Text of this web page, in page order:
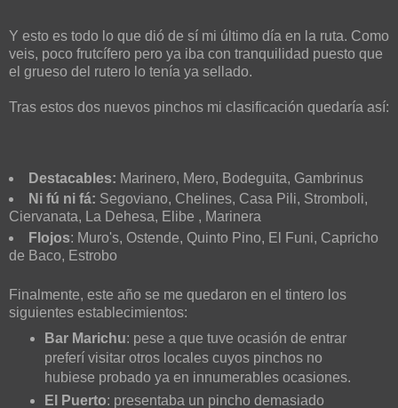
Y esto es todo lo que dió de sí mi último día en la ruta. Como
veis, poco frutcífero pero ya iba con tranquilidad puesto que
el grueso del rutero lo tenía ya sellado.
Tras estos dos nuevos pinchos mi clasificación quedaría así:
Destacables: Marinero, Mero, Bodeguita, Gambrinus
Ni fú ni fá: Segoviano, Chelines, Casa Pili, Stromboli,
Ciervanata, La Dehesa, Elibe , Marinera
Flojos: Muro's, Ostende, Quinto Pino, El Funi, Capricho
de Baco, Estrobo
Finalmente, este año se me quedaron en el tintero los
siguientes establecimientos:
Bar Marichu: pese a que tuve ocasión de entrar
preferí visitar otros locales cuyos pinchos no
hubiese probado ya en innumerables ocasiones.
El Puerto: presentaba un pincho demasiado